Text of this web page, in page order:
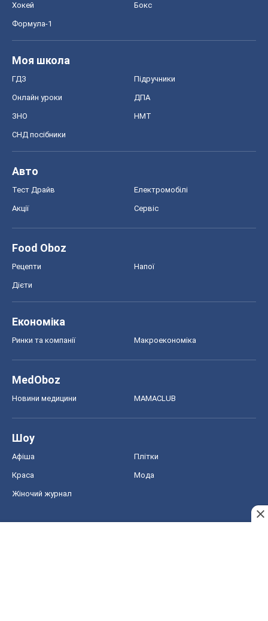
Хокей Бокс
Формула-1
Моя школа
ГДЗ Підручники
Онлайн уроки ДПА
ЗНО НМТ
СНД посібники
Авто
Тест Драйв Електромобілі
Акції Сервіс
Food Oboz
Рецепти Напої
Дієти
Економіка
Ринки та компанії Макроекономіка
MedOboz
Новини медицини MAMACLUB
Шоу
Афіша Плітки
Краса Мода
Жіночий журнал